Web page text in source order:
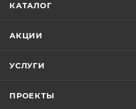
КАТАЛОГ
АКЦИИ
УСЛУГИ
ПРОЕКТЫ